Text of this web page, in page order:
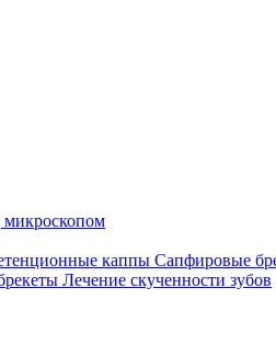
микроскопом
каппы Сапфировые
Лечение скученности зубов